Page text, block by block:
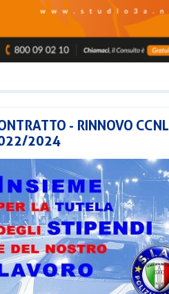
- RINNOVO CCNL
2024